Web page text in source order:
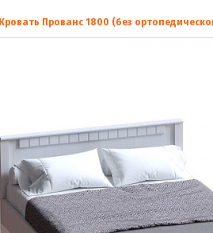
Кровать Прованс 1800 (без